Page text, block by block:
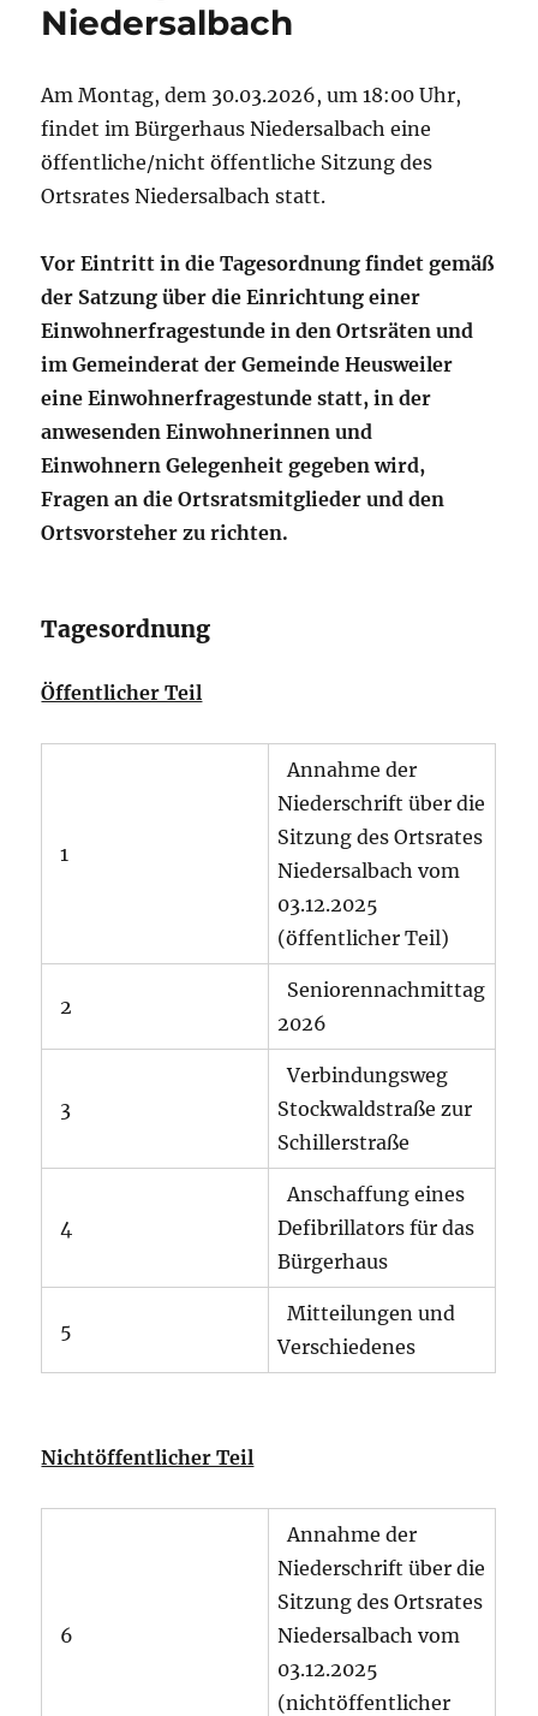
Niedersalbach
Am Montag, dem 30.03.2026, um 18:00 Uhr,
findet im Bürgerhaus Niedersalbach eine
öffentliche/nicht öffentliche Sitzung des
Ortsrates Niedersalbach statt.
Vor Eintritt in die Tagesordnung findet gemäß
der Satzung über die Einrichtung einer
Einwohnerfragestunde in den Ortsräten und
im Gemeinderat der Gemeinde Heusweiler
eine Einwohnerfragestunde statt, in der
anwesenden Einwohnerinnen und
Einwohnern Gelegenheit gegeben wird,
Fragen an die Ortsratsmitglieder und den
Ortsvorsteher zu richten.
Tagesordnung
Öffentlicher Teil
1
Annahme der
Niederschrift über die
Sitzung des Ortsrates
Niedersalbach vom
03.12.2025
(öffentlicher Teil)
2
Seniorennachmittag
2026
3
Verbindungsweg
Stockwaldstraße zur
Schillerstraße
4
Anschaffung eines
Defibrillators für das
Bürgerhaus
5
Mitteilungen und
Verschiedenes
Nichtöffentlicher Teil
6
Annahme der
Niederschrift über die
Sitzung des Ortsrates
Niedersalbach vom
03.12.2025
(nichtöffentlicher